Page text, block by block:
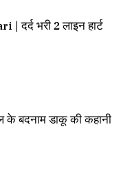
भरी 2 लाइन हार्ट
बदनाम डाकू की कहानी